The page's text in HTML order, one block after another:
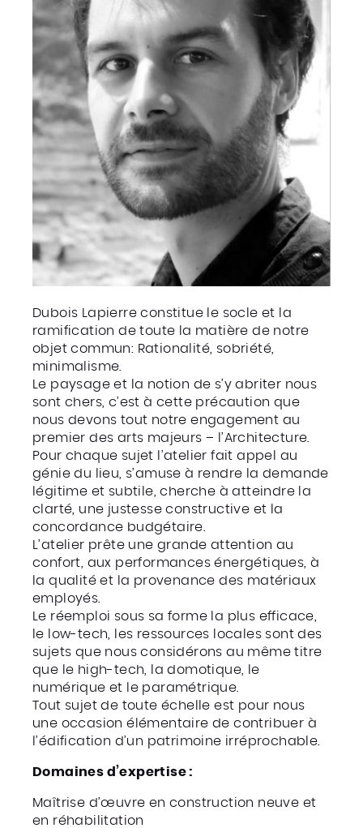
Dubois Lapierre constitue le socle et la
ramification de toute la matière de notre
objet commun: Rationalité, sobriété,
minimalisme.
Le paysage et la notion de s’y abriter nous
sont chers, c’est à cette précaution que
nous devons tout notre engagement au
premier des arts majeurs – l’Architecture.
Pour chaque sujet l’atelier fait appel au
génie du lieu, s’amuse à rendre la demande
légitime et subtile, cherche à atteindre la
clarté, une justesse constructive et la
concordance budgétaire.
L’atelier prête une grande attention au
confort, aux performances énergétiques, à
la qualité et la provenance des matériaux
employés.
Le réemploi sous sa forme la plus efficace,
le low-tech, les ressources locales sont des
sujets que nous considérons au même titre
que le high-tech, la domotique, le
numérique et le paramétrique.
Tout sujet de toute échelle est pour nous
une occasion élémentaire de contribuer à
l’édification d’un patrimoine irréprochable.
Domaines d’expertise :
Maîtrise d’œuvre en construction neuve et
en réhabilitation